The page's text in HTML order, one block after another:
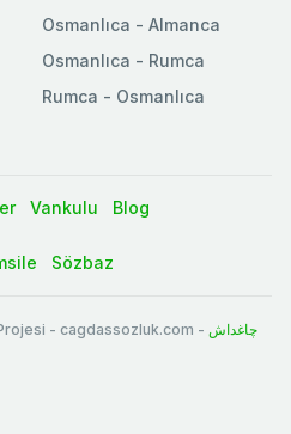
Osmanlıca - Almanca
Osmanlıca - Rumca
Rumca - Osmanlıca
Vankulu Blog
Sözbaz
- cagdassozluk.com - چاغداش